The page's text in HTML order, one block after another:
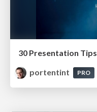
30 Presentation Tips
portentint
PRO